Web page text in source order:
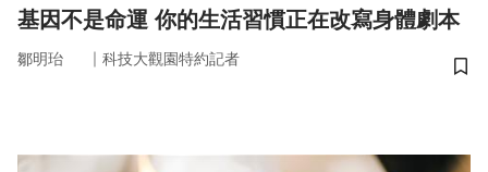
基因不是命運 你的生活習慣正在改寫身體劇本
鄒明珆 ｜ 科技大觀園特約記者
儲